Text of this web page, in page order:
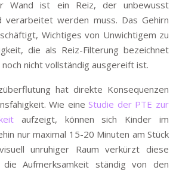
Wand ist ein Reiz, der unbewusst
verarbeitet werden muss. Das Gehirn
Wichtiges von Unwichtigem zu
die als Reiz-Filterung bezeichnet
nicht vollständig ausgereift ist.
hat direkte Konsequenzen
Wie eine Studie der PTE zur
aufzeigt, können sich Kinder im
nur maximal 15-20 Minuten am Stück
unruhiger Raum verkürzt diese
Aufmerksamkeit ständig von den